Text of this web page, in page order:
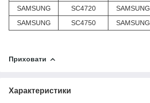
SAMSUNG
SC4720 SAMSUNG
SAMSUNG
SC4750 SAMSUNG
Приховати
Характеристики